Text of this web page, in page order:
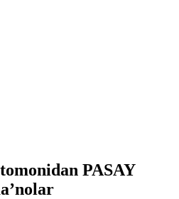
PASAY